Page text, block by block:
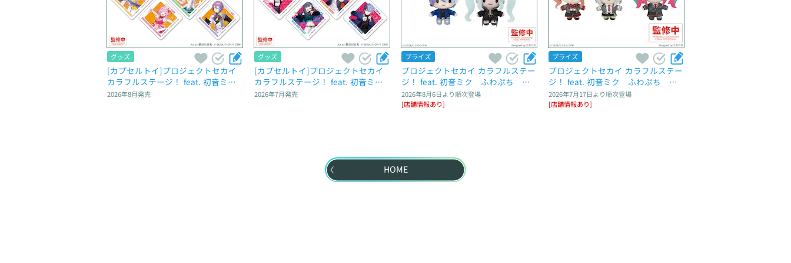
グッズ
[カプセルトイ]プロジェクトセカイ
カラフルステージ！ feat. 初音ミ
ク　カプセルアクリルマグネット
2026年8月発売
グッズ
[カプセルトイ]プロジェクトセカイ
カラフルステージ！ feat. 初音ミ
ク　カプセルアクリルマグネット
2026年7月発売
プライズ
プロジェクトセカイ カラフルステー
ジ！ feat. 初音ミク　ふわぷち　マ
スコット“Vivid BAD SQUAD”～Bran
d New World～
2026年8月6日より順次登場
[店舗情報あり]
プライズ
プロジェクトセカイ カラフルステー
ジ！ feat. 初音ミク　ふわぷち　マ
スコット“Leo/need”～Brand New W
orld～
2026年7月17日より順次登場
[店舗情報あり]
HOME